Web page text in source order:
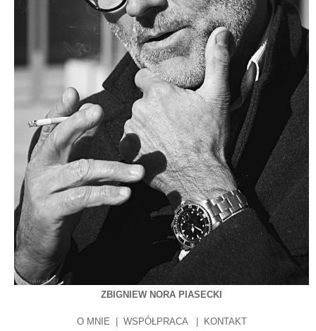
ZBIGNIEW NORA PIASECKI
O MNIE WSPÓŁPRACA| KONTAKT